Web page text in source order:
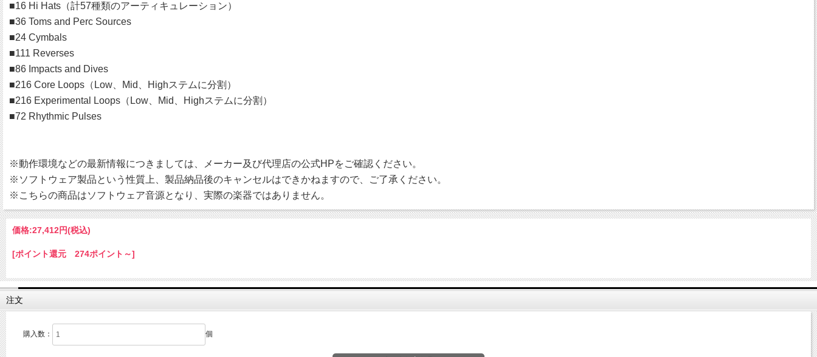
■16 Hi Hats（計57種類のアーティキュレーション）
■36 Toms and Perc Sources
■24 Cymbals
■111 Reverses
■86 Impacts and Dives
■216 Core Loops（Low、Mid、Highステムに分割）
■216 Experimental Loops（Low、Mid、Highステムに分割）
■72 Rhythmic Pulses
※動作環境などの最新情報につきましては、メーカー及び代理店の公式HPをご確認ください。
※ソフトウェア製品という性質上、製品納品後のキャンセルはできかねますので、ご了承ください。
※こちらの商品はソフトウェア音源となり、実際の楽器ではありません。
価格:27,412円(税込)
[ポイント還元 274ポイント～]
注文
購入数： 個